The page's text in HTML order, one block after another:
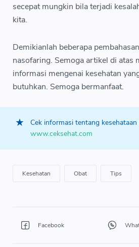
secepat mungkin bila terjadi
kita.
Demikianlah beberapa
nasofaring. Semoga artikel di atas
informasi mengenai kesehatan
butuhkan. Semoga bermanfaat.
Cek informasi tentang
www.ceksehat.com